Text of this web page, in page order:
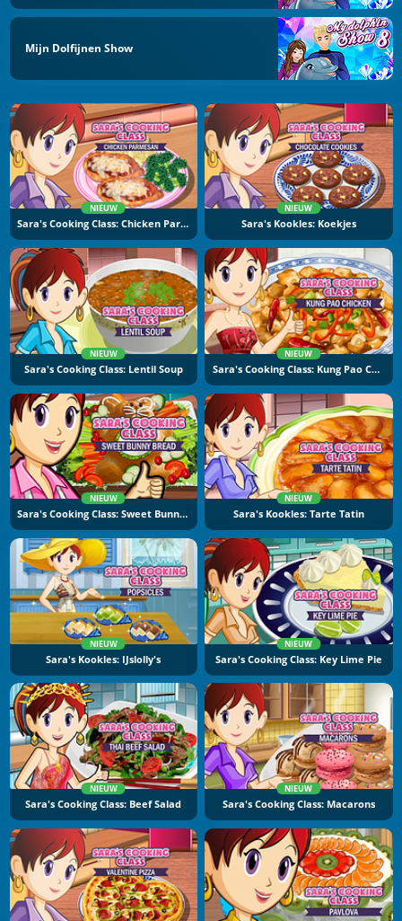
Mijn Dolfijnen Show
NIEUW
Sara's Cooking Class: Chicken Parmesan
NIEUW
Sara's Kookles: Koekjes
NIEUW
Sara's Cooking Class: Lentil Soup
NIEUW
Sara's Cooking Class: Kung Pao Chicken
NIEUW
Sara's Cooking Class: Sweet Bunny Bread
NIEUW
Sara's Kookles: Tarte Tatin
NIEUW
Sara's Kookles: IJslolly's
NIEUW
Sara's Cooking Class: Key Lime Pie
NIEUW
Sara's Cooking Class: Beef Salad
NIEUW
Sara's Cooking Class: Macarons